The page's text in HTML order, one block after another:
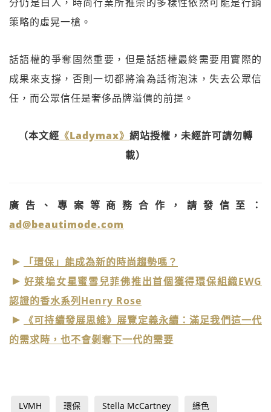
策略的虛晃一槍。
話語權的爭奪固然重要，但是話語權最終需要用實際的
成果來支撐，否則一切都將淪為話術泡沫，失去公眾信
任，而公眾信任是奢侈品牌溢價的前提。
（本文經 《Ladymax》 網站授權，未經許可請勿轉
載）
廣告、專案等商務合作，請發信至：
ad@beautimode.com
「環保」能成為新的時尚趨勢嗎？
好萊塢女星蜜雪兒菲佛推出首個獲得環保組織EWG
認證的香水系列Henry Rose
《可持續發展思維》展覽定義永續：滿足我們這一代
的需求時，也不會剝奪下一代的需要
LVMH 環保 Stella McCartney 綠色